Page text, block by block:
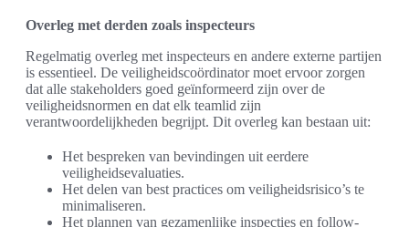
Overleg met derden zoals inspecteurs
Regelmatig overleg met inspecteurs en andere externe partijen
is essentieel. De veiligheidscoördinator moet ervoor zorgen
dat alle stakeholders goed geïnformeerd zijn over de
veiligheidsnormen en dat elk teamlid zijn
verantwoordelijkheden begrijpt. Dit overleg kan bestaan uit:
Het bespreken van bevindingen uit eerdere
veiligheidsevaluaties.
Het delen van best practices om veiligheidsrisico’s te
minimaliseren.
Het plannen van gezamenlijke inspecties en follow-